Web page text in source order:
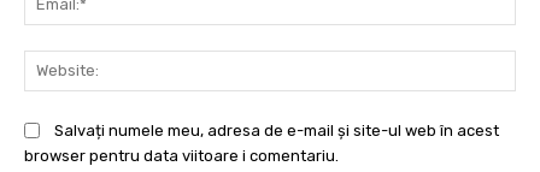
Salvați numele meu, adresa de e-mail și site-ul web în acest
browser pentru data viitoare i comentariu.